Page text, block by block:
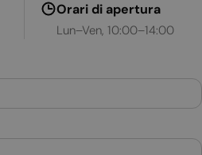
Orari di apertura
Lun–Ven, 10:00–14:00